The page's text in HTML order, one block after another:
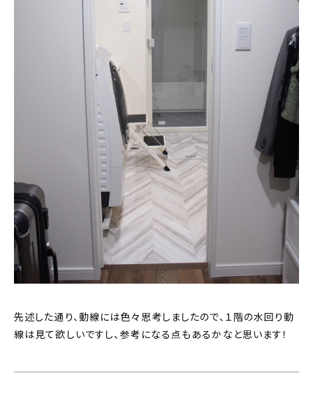
先述した通り、動線には色々思考しましたので、１階の水回り動
線は見て欲しいですし、参考になる点もあるかなと思います！